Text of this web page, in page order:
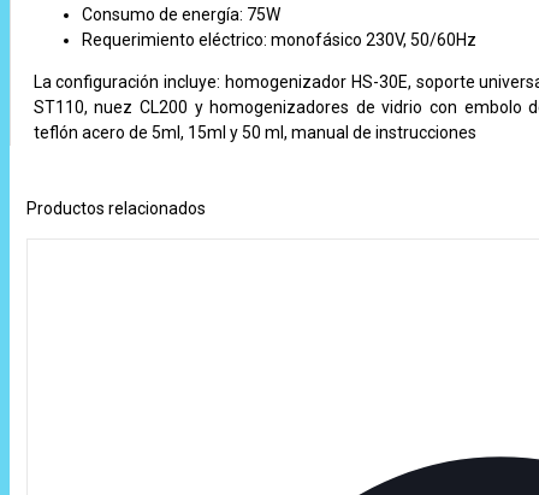
Consumo de energía: 75W
Requerimiento eléctrico: monofásico 230V, 50/60Hz
La configuración incluye: homogenizador HS-30E, soporte
ST110, nuez CL200 y homogenizadores de vidrio con embolo
teflón acero de 5ml, 15ml y 50 ml, manual de instrucciones
Productos relacionados